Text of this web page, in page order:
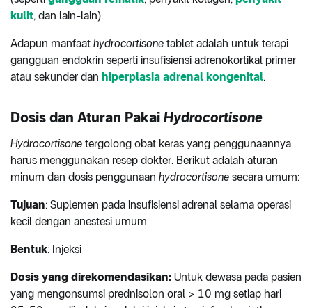
kulit, dan lain-lain).
Adapun manfaat hydrocortisone tablet adalah untuk terapi
gangguan endokrin seperti insufisiensi adrenokortikal primer
atau sekunder dan hiperplasia adrenal kongenital.
Dosis dan Aturan Pakai Hydrocortisone
Hydrocortisone tergolong obat keras yang penggunaannya
harus menggunakan resep dokter. Berikut adalah aturan
minum dan dosis penggunaan hydrocortisone secara umum:
Tujuan: Suplemen pada insufisiensi adrenal selama operasi
kecil dengan anestesi umum
Bentuk: Injeksi
Dosis yang direkomendasikan: Untuk dewasa pada pasien
yang mengonsumsi prednisolon oral > 10 mg setiap hari